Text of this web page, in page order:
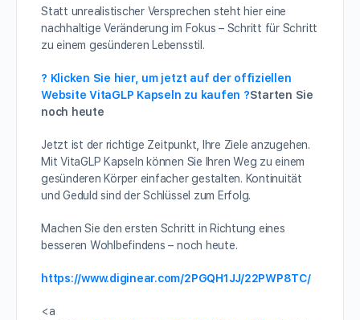
Statt unrealistischer Versprechen steht hier eine
nachhaltige Veränderung im Fokus – Schritt für Schritt
zu einem gesünderen Lebensstil.
? Klicken Sie hier, um jetzt auf der offiziellen
Website VitaGLP Kapseln zu kaufen ?Starten Sie
noch heute
Jetzt ist der richtige Zeitpunkt, Ihre Ziele anzugehen.
Mit VitaGLP Kapseln können Sie Ihren Weg zu einem
gesünderen Körper einfacher gestalten. Kontinuität
und Geduld sind der Schlüssel zum Erfolg.
Machen Sie den ersten Schritt in Richtung eines
besseren Wohlbefindens – noch heute.
https://www.diginear.com/2PGQH1JJ/22PWP8TC/
<a